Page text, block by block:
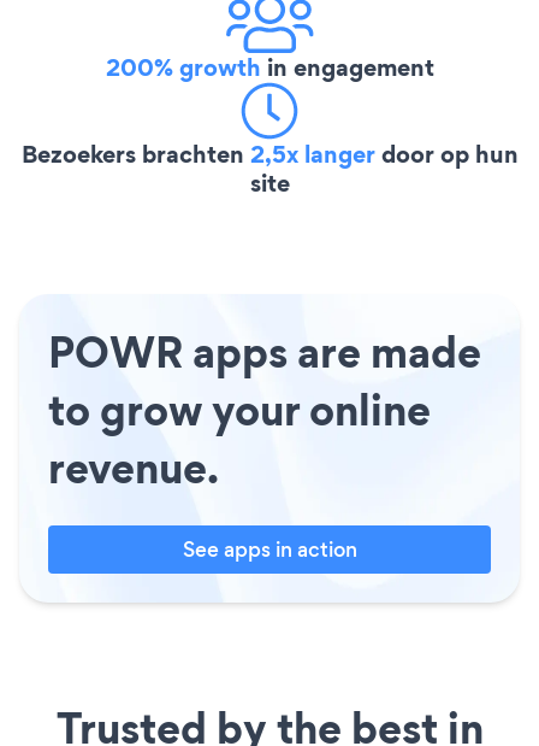
200% growth in engagement
Bezoekers brachten 2,5x langerdoor op hun
site
POWR apps are made
to grow your online
revenue.
See apps in action
Trusted by the best in